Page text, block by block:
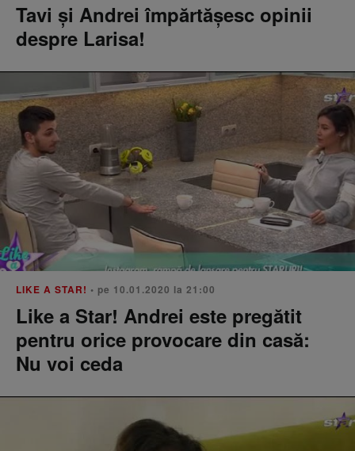
Tavi şi Andrei împărtăşesc opinii
despre Larisa!
LIKE A STAR! • pe 10.01.2020 la 21:00
Like a Star! Andrei este pregătit
pentru orice provocare din casă:
Nu voi ceda